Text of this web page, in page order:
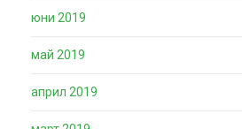
юни 2019
май 2019
април 2019